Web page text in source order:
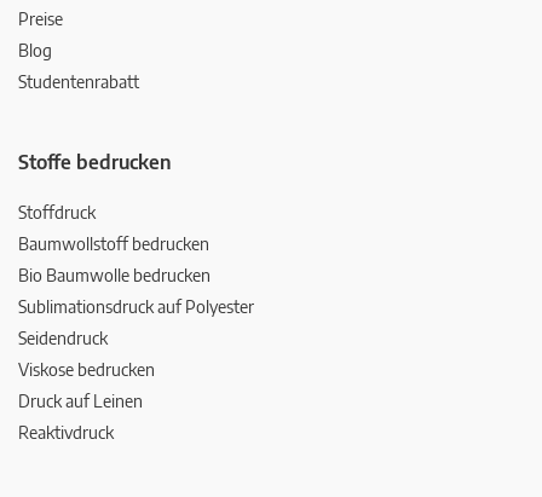
Preise
Blog
Studentenrabatt
Stoffe bedrucken
Stoffdruck
Baumwollstoff bedrucken
Bio Baumwolle bedrucken
Sublimationsdruck auf Polyester
Seidendruck
Viskose bedrucken
Druck auf Leinen
Reaktivdruck